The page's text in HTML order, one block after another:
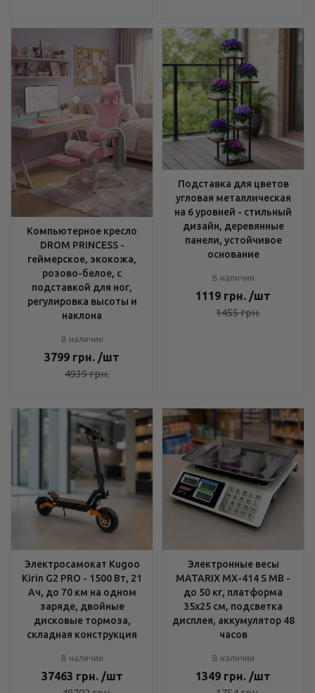
Компьютерное кресло
DROM PRINCESS -
геймерское, экокожа,
розово-белое, с
подставкой для ног,
регулировка высоты и
наклона
В наличии
3799 грн. /шт
4939грн.
Подставка для цветов
угловая металлическая
на 6 уровней - стильный
дизайн, деревянные
панели, устойчивое
основание
В наличии
1119 грн. /шт
1455грн.
Электросамокат Kugoo
Kirin G2 PRO - 1500 Вт, 21
Ач, до 70 км на одном
заряде, двойные
дисковые тормоза,
складная конструкция
В наличии
37463 грн. /шт
Электронные весы
MATARIX MX-414 S MB -
до 50 кг, платформа
35x25 см, подсветка
дисплея, аккумулятор 48
часов
В наличии
1349 грн. /шт